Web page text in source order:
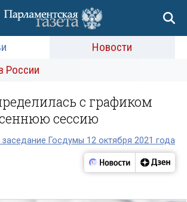
Новости
России
с графиком
сессию
заседание Госдумы 12 октября 2021 года